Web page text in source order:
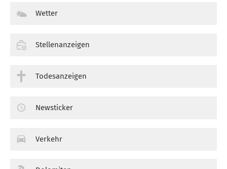
Wetter
Stellenanzeigen
Todesanzeigen
Newsticker
Verkehr